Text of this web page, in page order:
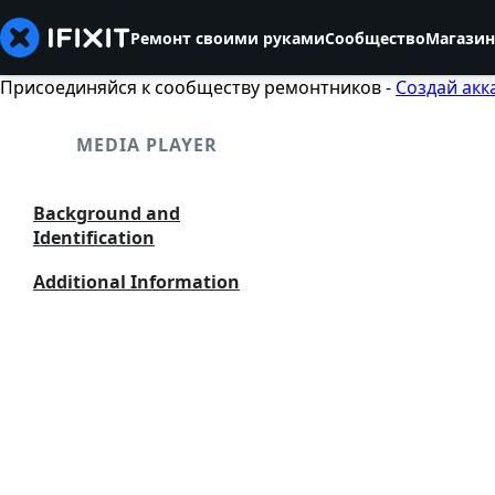
Ремонт своими рукамиСообществоМагазин
Присоединяйся к сообществу ремонтников - Создай
MEDIA PLAYER
Background and
Identification
Additional Information